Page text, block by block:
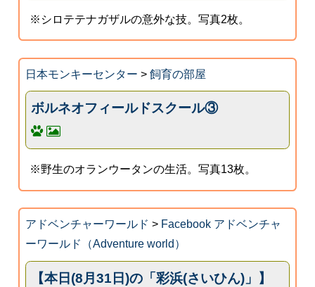
※シロテテナガザルの意外な技。写真2枚。
日本モンキーセンター > 飼育の部屋
ボルネオフィールドスクール③
※野生のオランウータンの生活。写真13枚。
アドベンチャーワールド > Facebook アドベンチャ
ーワールド（Adventure world）
【本日(8月31日)の「彩浜(さいひん)」】